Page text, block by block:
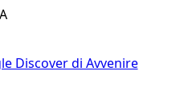
Discover di Avvenire